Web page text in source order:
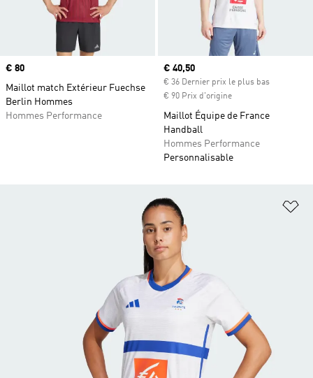
Prix
€ 80
Maillot match Extérieur Fuechse
Berlin Hommes
Hommes Performance
Prix actuel
€ 40,50
€ 36 Dernier prix le plus bas
€ 90 Prix d'origine
Maillot Équipe de France
Handball
Hommes Performance
Personnalisable